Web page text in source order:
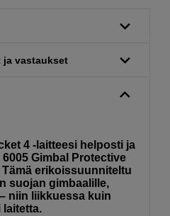
ja vastaukset
4 -laitteesi helposti ja
Gimbal Protective
erikoissuunniteltu
suojan gimbaalille,
niin liikkuessa kuin
laitetta.